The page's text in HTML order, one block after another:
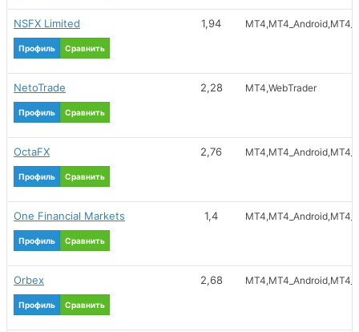
NSFX Limited
Профиль Сравнить
1,94 MT4 MT4_Android
NetoTrade
Профиль Сравнить
2,28 MT4 WebTrader
OctaFX
Профиль Сравнить
2,76 MT4 MT4_Android
One Financial Markets
Профиль Сравнить
1,4 MT4 MT4_Android
Orbex
Профиль Сравнить
2,68 MT4 MT4_Android